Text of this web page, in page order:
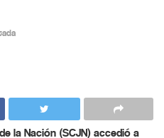
la Nación (SCJN) accedió a